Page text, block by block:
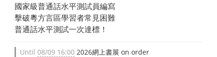
國家級普通話水平測試員編寫
擊破粵方言區學習者常見困難
普通話水平測試一次達標！
Until 08/09 16:00 2026網上書展 on order